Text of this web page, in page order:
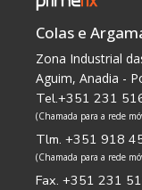
Colas e
Zona Industrial
Aguim, Anadia -
Tel.+351 231
(Chamada para a rede
Tlm. +351 918
(Chamada para a rede
Fax. +351 231